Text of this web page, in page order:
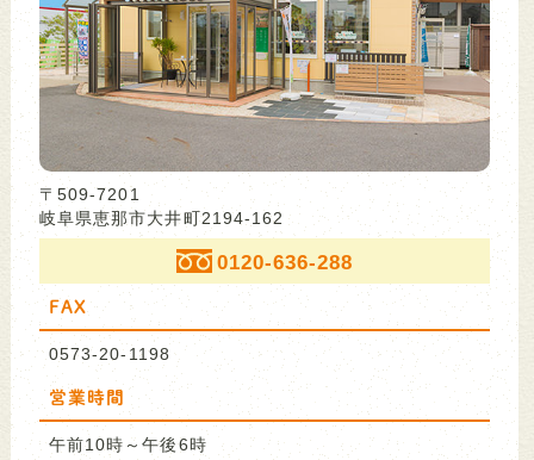
〒509-7201
岐阜県恵那市大井町2194-162
0120-636-288
FAX
0573-20-1198
営業時間
午前10時～午後6時